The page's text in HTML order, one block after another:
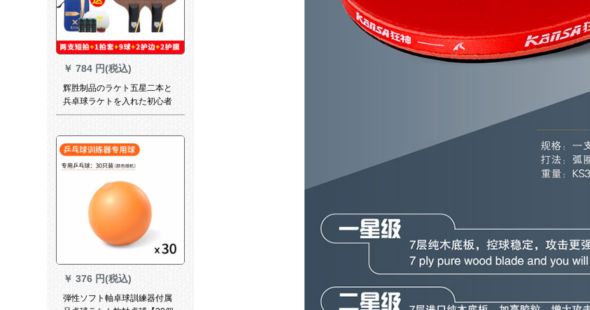
￥ 784 円(税込)
辉胜制品のラケト五星二本と
兵卓球ラケトを入れた初心者
の兵浜卓球ラッケトを二枚立
す。
￥ 376 円(税込)
弾性ソフト軸卓球訓練器付属